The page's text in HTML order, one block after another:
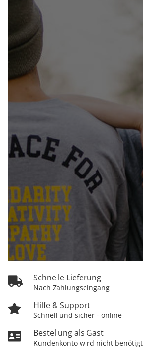
Schnelle Lieferung
Nach Zahlungseingang
Hilfe & Support
Schnell und sicher - online
Bestellung als Gast
Kundenkonto wird nicht benötigt